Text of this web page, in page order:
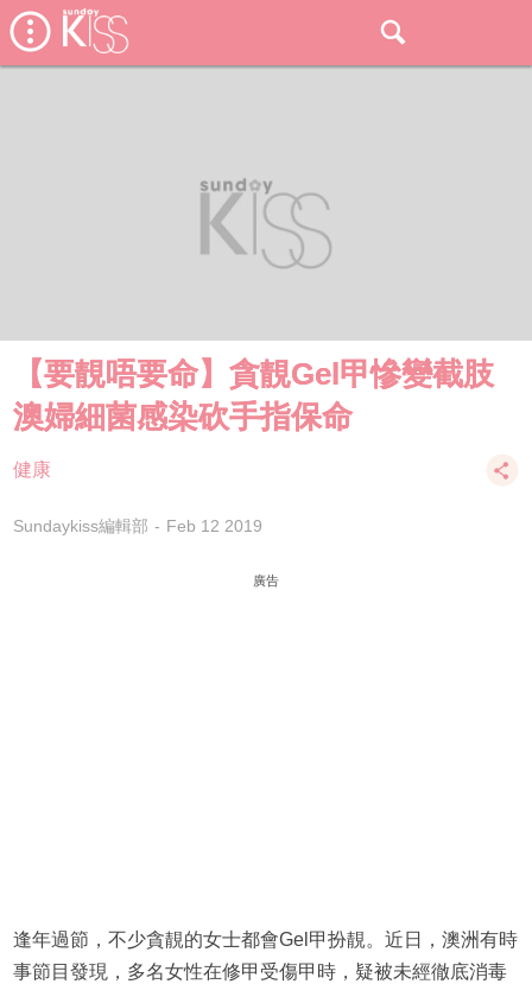
【要靚唔要命】貪靚Gel甲慘變截肢
澳婦細菌感染砍手指保命
健康
Sundaykiss編輯部 Feb 12 2019
廣告
逢年過節，不少貪靚的女士都會Gel甲扮靚。近日，澳洲有時
事節目發現，多名女性在修甲受傷甲時，疑被未經徹底消毒